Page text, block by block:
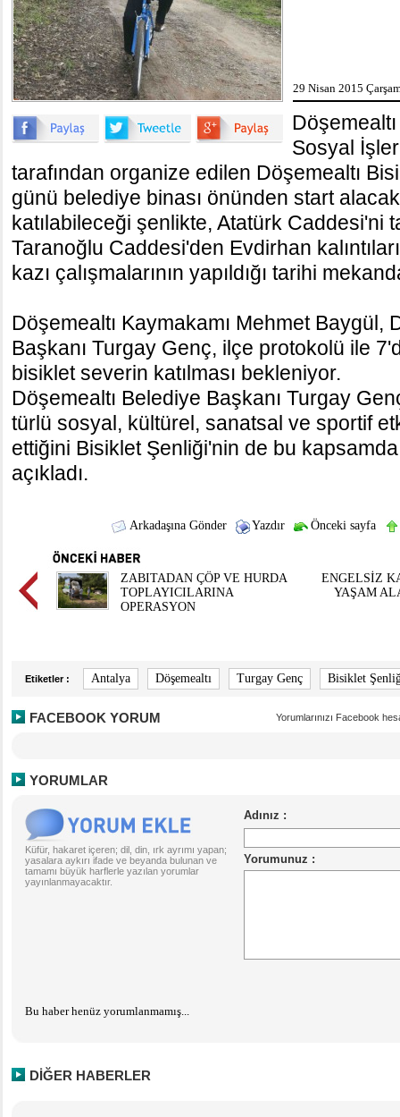
29 Nisan 2015
Sosyal
tarafından organize edilen Döşemealtı
günü belediye binası önünden start
katılabileceği şenlikte, Atatürk Caddesi'ni
Taranoğlu Caddesi'den Evdirhan
kazı çalışmalarının yapıldığı tarihi
Döşemealtı Kaymakamı Mehmet Baygül,
Başkanı Turgay Genç, ilçe protokolü ile
bisiklet severin katılması bekleniyor.
Döşemealtı Belediye Başkanı Turgay
türlü sosyal, kültürel, sanatsal ve sportif
ettiğini Bisiklet Şenliği'nin de bu
açıkladı.
Arkadaşına Gönder Yazdır Önceki sayfa
ZABITADAN ÇÖP VE HURDA
TOPLAYICILARINA
OPERASYON
ENGELSİZ
YAŞAM
Etiketler : Antalya Döşemealtı Turgay Genç Bisiklet
FACEBOOK YORUM Yorumlarınızı Facebook
YORUMLAR
Küfür, hakaret içeren; dil, din, ırk ayrımı yapan;
yasalara aykırı ifade ve beyanda bulunan ve
tamamı büyük harflerle yazılan yorumlar
yayınlanmayacaktır.
Bu haber henüz yorumlanmamış...
DİĞER HABERLER